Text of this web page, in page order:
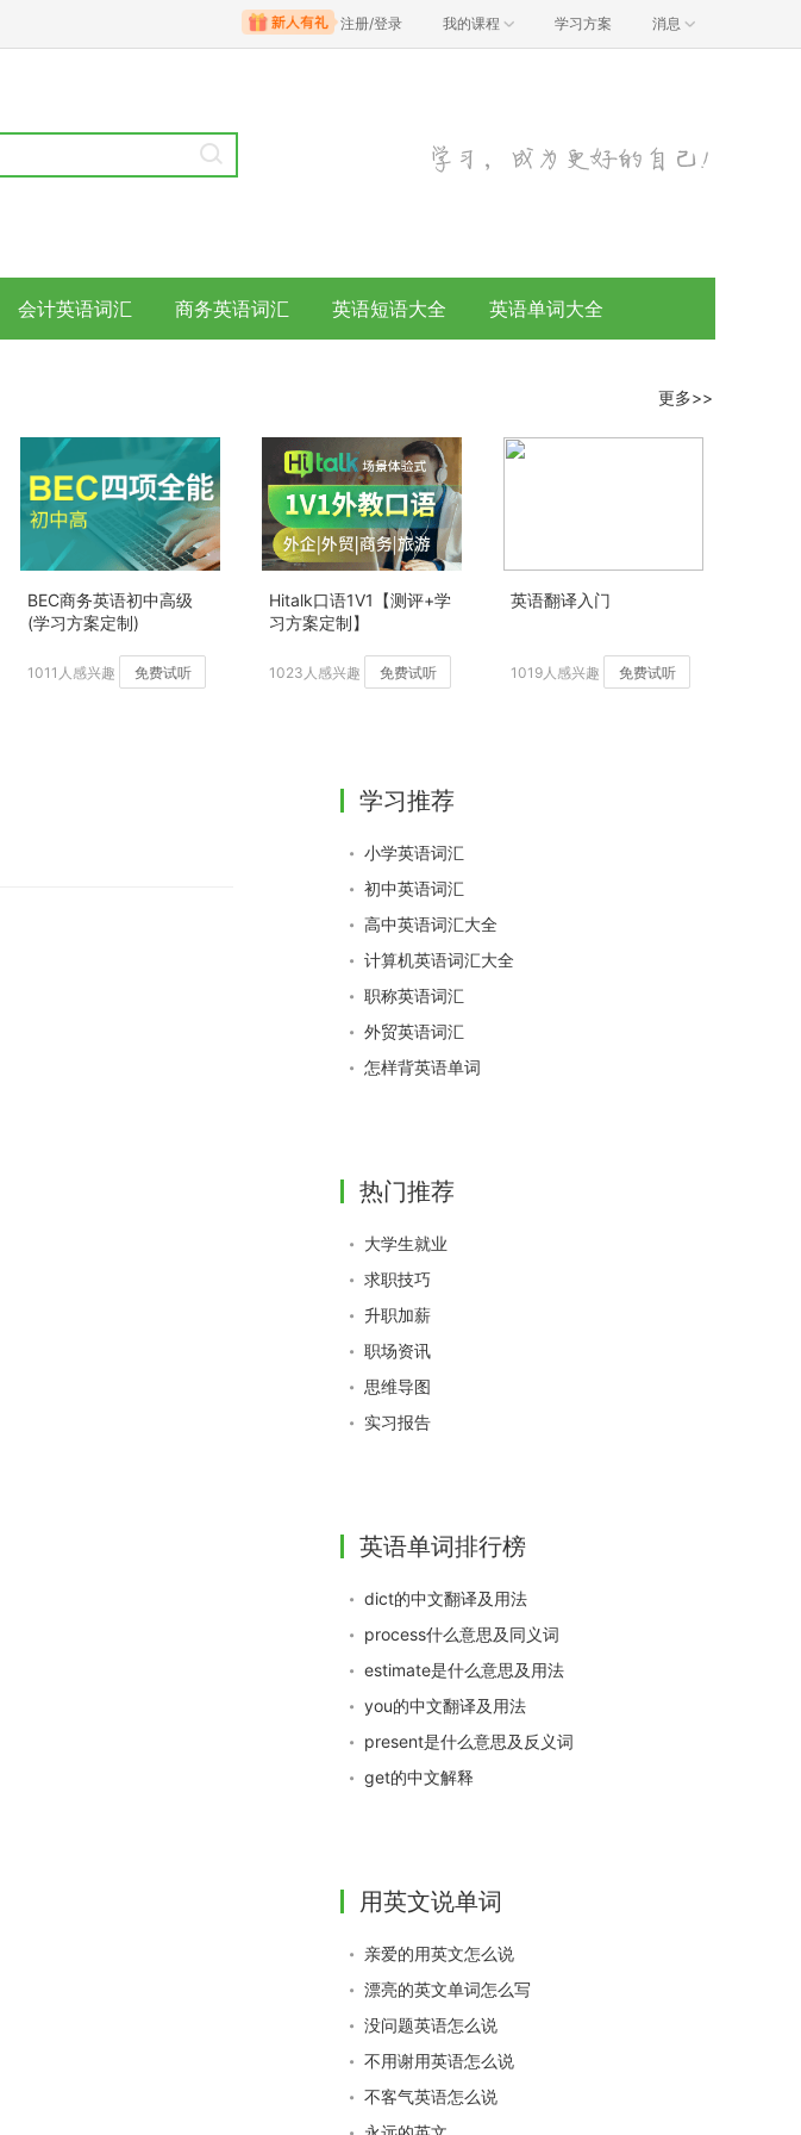
注册/登录 我的课程 学习方案 消息
会计英语词汇 商务英语词汇 英语短语大全 英语单词大全
更多>>
BEC商务英语初中高级
(学习方案定制)
1011人感兴趣 免费试听
Hitalk口语1V1【测评+学
习方案定制】
1023人感兴趣 免费试听
英语翻译入门
1019人感兴趣 免费试听
学习推荐
小学英语词汇
初中英语词汇
高中英语词汇大全
计算机英语词汇大全
职称英语词汇
外贸英语词汇
怎样背英语单词
热门推荐
大学生就业
求职技巧
升职加薪
职场资讯
思维导图
实习报告
英语单词排行榜
dict的中文翻译及用法
process什么意思及同义词
estimate是什么意思及用法
you的中文翻译及用法
present是什么意思及反义词
get的中文解释
用英文说单词
亲爱的用英文怎么说
漂亮的英文单词怎么写
没问题英语怎么说
不用谢用英语怎么说
不客气英语怎么说